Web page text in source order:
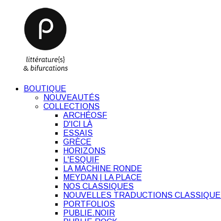
BOUTIQUE
NOUVEAUTÉS
COLLECTIONS
ARCHÉOSF
D'ICI LÀ
ESSAIS
GRÈCE
HORIZONS
L'ESQUIF
LA MACHINE RONDE
MEYDAN | LA PLACE
NOS CLASSIQUES
NOUVELLES TRADUCTIONS
PORTFOLIOS
PUBLIE.NOIR